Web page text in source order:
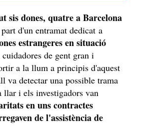
sis dones, quatre a Barcelona
d'un entramat dedicat a
estrangeres en situació
de gent gran i
a la llum a principis d'aquest
va detectar una possible trama
llar i els investigadors van
en uns contractes
de l'assistència de